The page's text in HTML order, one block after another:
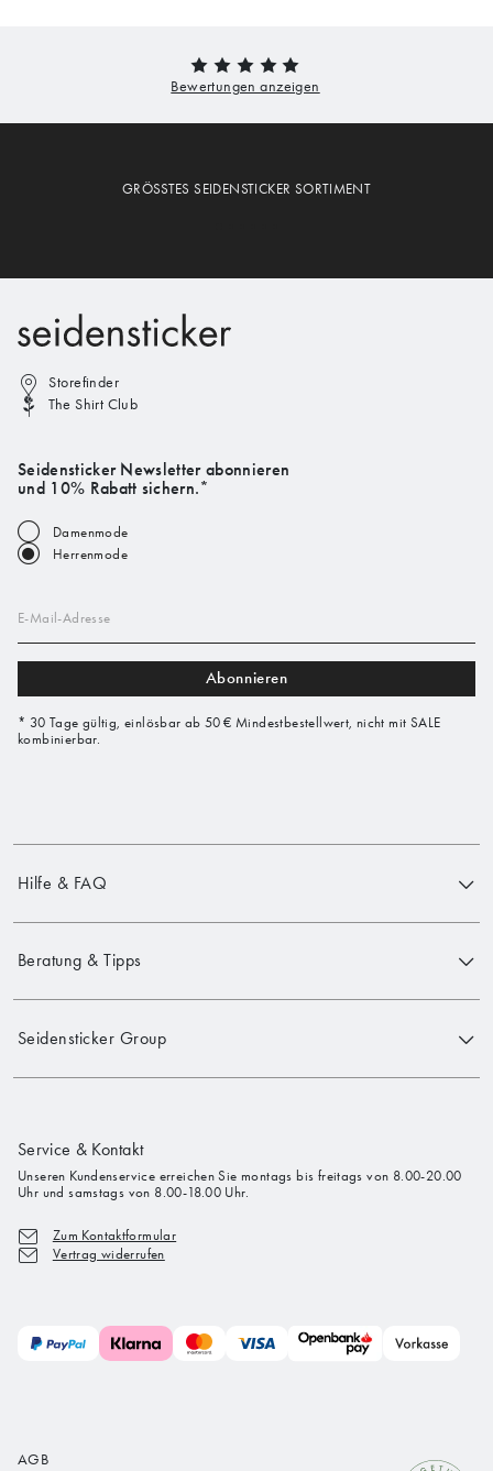
GRÖSSTES SEIDENSTICKER SORTIMENT
Storefinder
The Shirt Club
Seidensticker Newsletter abonnieren
und 10% Rabatt sichern.*
Damenmode
Herrenmode
E-Mail-Adresse
Abonnieren
* 30 Tage gültig, einlösbar ab 50 € Mindestbestellwert, nicht mit SALE
kombinierbar.
Hilfe & FAQ
Beratung & Tipps
Seidensticker Group
Service & Kontakt
Unseren Kundenservice erreichen Sie montags bis freitags von 8.00-20.00
Uhr und samstags von 8.00-18.00 Uhr.
Zum Kontaktformular
Vertrag widerrufen
AGB